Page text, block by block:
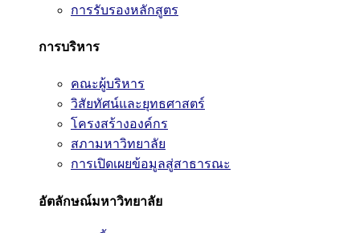
การรับรองหลักสูตร
การบริหาร
คณะผู้บริหาร
วิสัยทัศน์และยุทธศาสตร์
โครงสร้างองค์กร
สภามหาวิทยาลัย
การเปิดเผยข้อมูลสู่สาธารณะ
อัตลักษณ์มหาวิทยาลัย